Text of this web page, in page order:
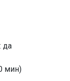
да
мин)